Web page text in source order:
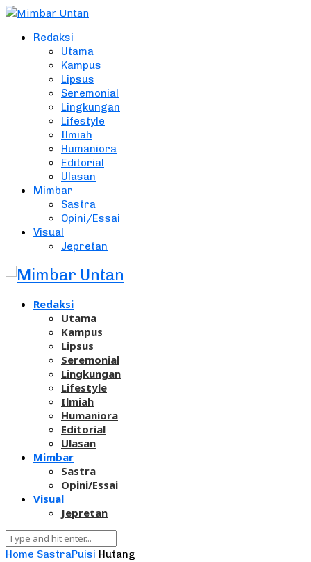
Redaksi
Utama
Kampus
Lipsus
Seremonial
Lingkungan
Lifestyle
Ilmiah
Humaniora
Editorial
Ulasan
Mimbar
Sastra
Opini/Essai
Visual
Jepretan
Redaksi
Utama
Kampus
Lipsus
Seremonial
Lingkungan
Lifestyle
Ilmiah
Humaniora
Editorial
Ulasan
Mimbar
Sastra
Opini/Essai
Visual
Jepretan
Home SastraPuisi Hutang